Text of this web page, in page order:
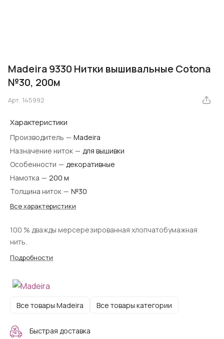
Madeira 9330 Нитки вышивальные Cotona
№30, 200м
Арт. 145992
Характеристики
Производитель — Madeira
Назначение ниток — для вышивки
Особенности — декоративные
Намотка — 200 м
Толщина ниток — №30
Все характеристики
100 % дважды мерсерезированная хлопчатобумажная
нить.
Подробности
Все товары Madeira Все товары категории
Быстрая доставка